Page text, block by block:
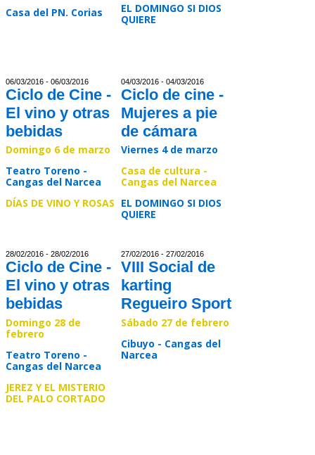
Casa del PN. Corias
EL DOMINGO SI DIOS
QUIERE
06/03/2016 - 06/03/2016
Ciclo de Cine -
El vino y otras
bebidas
Domingo 6 de marzo
Teatro Toreno -
Cangas del Narcea
DÍAS DE VINO Y ROSAS
04/03/2016 - 04/03/2016
Ciclo de cine -
Mujeres a pie
de cámara
Viernes 4 de marzo
Casa de cultura -
Cangas del Narcea
EL DOMINGO SI DIOS
QUIERE
28/02/2016 - 28/02/2016
Ciclo de Cine -
El vino y otras
bebidas
Domingo 28 de
febrero
Teatro Toreno -
Cangas del Narcea
JEREZ Y EL MISTERIO
DEL PALO CORTADO
27/02/2016 - 27/02/2016
VIII Social de
karting
Regueiro Sport
Sábado 27 de febrero
Cibuyo - Cangas del
Narcea